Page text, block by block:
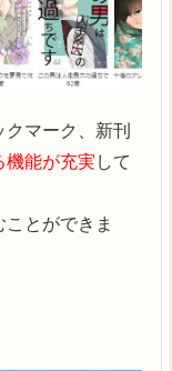
マーク、新刊
機能が充実して
とができま